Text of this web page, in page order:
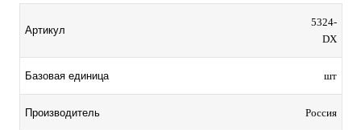
Артикул
5324-
DX
Базовая единица шт
Производитель Россия